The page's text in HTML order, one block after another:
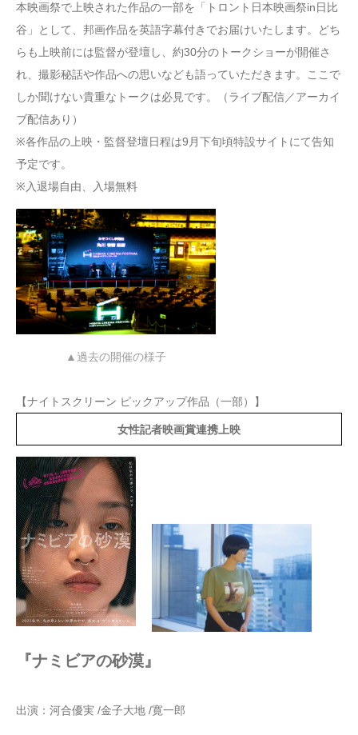
本映画祭で上映された作品の一部を「トロント日本映画祭in日比
谷」として、邦画作品を英語字幕付きでお届けいたします。どち
らも上映前には監督が登壇し、約30分のトークショーが開催さ
れ、撮影秘話や作品への思いなども語っていただきます。ここで
しか聞けない貴重なトークは必見です。（ライブ配信／アーカイ
ブ配信あり）
※各作品の上映・監督登壇日程は9月下旬頃特設サイトにて告知
予定です。
※入退場自由、入場無料
▲過去の開催の様子
【ナイトスクリーン ピックアップ作品（一部）】
女性記者映画賞連携上映
『ナミビアの砂漠』
出演：河合優実 /金子大地 /寛一郎